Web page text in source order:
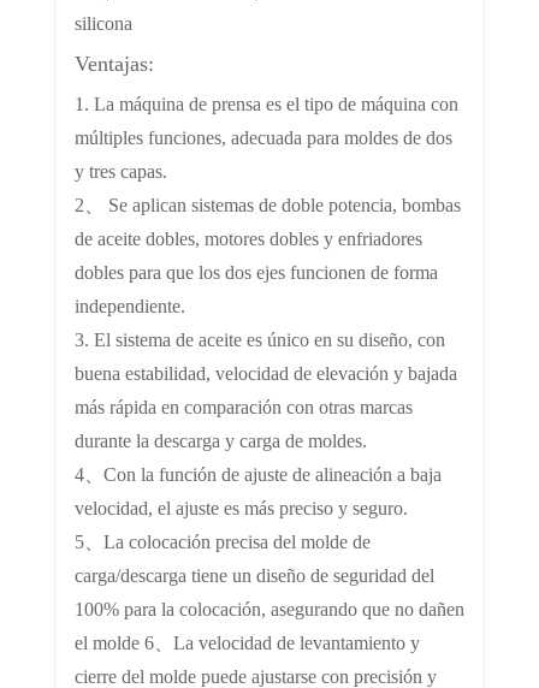
silicona
Ventajas:
1. La máquina de prensa es el tipo de máquina con
múltiples funciones, adecuada para moldes de dos
y tres capas.
2、 Se aplican sistemas de doble potencia, bombas
de aceite dobles, motores dobles y enfriadores
dobles para que los dos ejes funcionen de forma
independiente.
3. El sistema de aceite es único en su diseño, con
buena estabilidad, velocidad de elevación y bajada
más rápida en comparación con otras marcas
durante la descarga y carga de moldes.
4、Con la función de ajuste de alineación a baja
velocidad, el ajuste es más preciso y seguro.
5、La colocación precisa del molde de
carga/descarga tiene un diseño de seguridad del
100% para la colocación, asegurando que no dañen
el molde 6、La velocidad de levantamiento y
cierre del molde puede ajustarse con precisión y